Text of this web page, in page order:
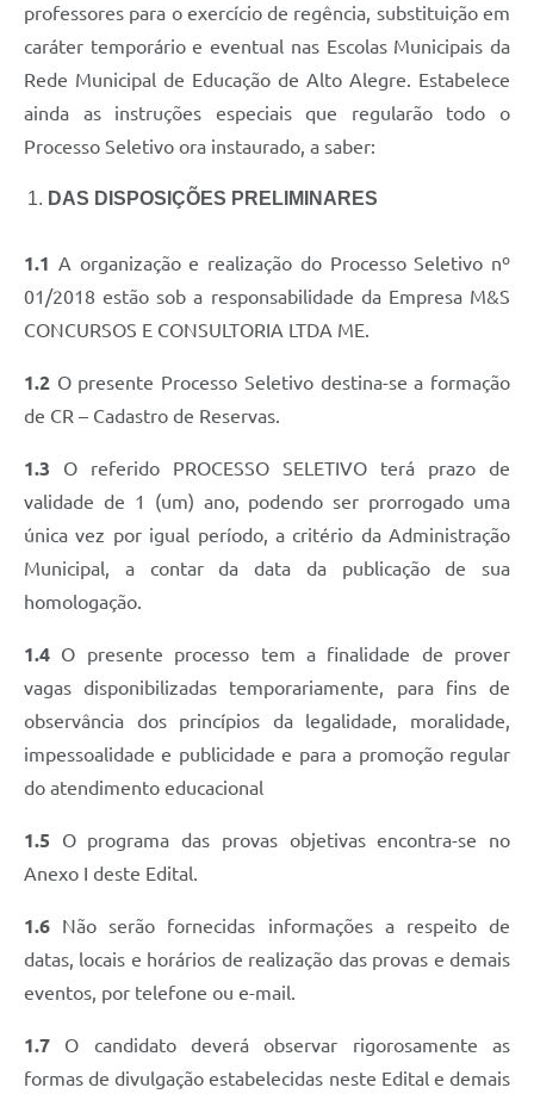
professores para o exercício de regência, substituição em
caráter temporário e eventual nas Escolas Municipais da
Rede Municipal de Educação de Alto Alegre. Estabelece
ainda as instruções especiais que regularão todo o
Processo Seletivo ora instaurado, a saber:
DAS DISPOSIÇÕES PRELIMINARES
1.1 A organização e realização do Processo Seletivo nº
01/2018 estão sob a responsabilidade da Empresa M&S
CONCURSOS E CONSULTORIA LTDA ME.
1.2 O presente Processo Seletivo destina-se a formação
de CR – Cadastro de Reservas.
1.3 O referido PROCESSO SELETIVO terá prazo de
validade de 1 (um) ano, podendo ser prorrogado uma
única vez por igual período, a critério da Administração
Municipal, a contar da data da publicação de sua
homologação.
1.4 O presente processo tem a finalidade de prover
vagas disponibilizadas temporariamente, para fins de
observância dos princípios da legalidade, moralidade,
impessoalidade e publicidade e para a promoção regular
do atendimento educacional
1.5 O programa das provas objetivas encontra-se no
Anexo I deste Edital.
1.6 Não serão fornecidas informações a respeito de
datas, locais e horários de realização das provas e demais
eventos, por telefone ou e-mail.
1.7 O candidato deverá observar rigorosamente as
formas de divulgação estabelecidas neste Edital e demais